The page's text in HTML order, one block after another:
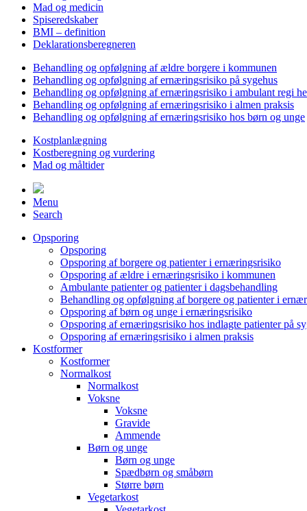
Mad og medicin
Spiseredskaber
BMI – definition
Deklarationsberegneren
Behandling og opfølgning af ældre borgere i kommunen
Behandling og opfølgning af ernæringsrisiko på sygehus
Behandling og opfølgning af ernæringsrisiko i ambulant regi
Behandling og opfølgning af ernæringsrisiko i almen praksis
Behandling og opfølgning af ernæringsrisiko hos børn og unge
Kostplanlægning
Kostberegning og vurdering
Mad og måltider
Menu
Search
Opsporing
Opsporing
Opsporing af borgere og patienter i ernæringsrisiko
Opsporing af ældre i ernæringsrisiko i kommunen
Ambulante patienter og patienter i dagsbehandling
Behandling og opfølgning af borgere og patienter i
Opsporing af børn og unge i ernæringsrisiko
Opsporing af ernæringsrisiko hos indlagte patienter på
Opsporing af ernæringsrisiko i almen praksis
Kostformer
Kostformer
Normalkost
Normalkost
Voksne
Voksne
Gravide
Ammende
Børn og unge
Børn og unge
Spædbørn og småbørn
Større børn
Vegetarkost